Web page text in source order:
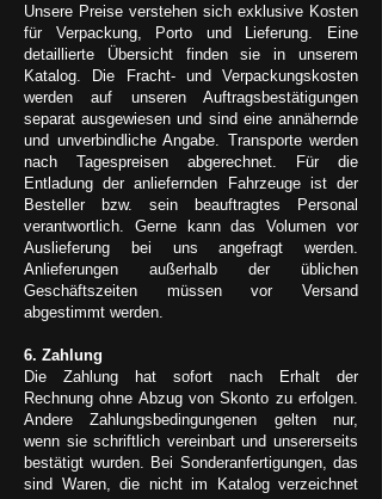
Unsere Preise verstehen sich exklusive Kosten
für Verpackung, Porto und Lieferung. Eine
detaillierte Übersicht finden sie in unserem
Katalog. Die Fracht- und Verpackungskosten
werden auf unseren Auftragsbestätigungen
separat ausgewiesen und sind eine annähernde
und unverbindliche Angabe. Transporte werden
nach Tagespreisen abgerechnet. Für die
Entladung der anliefernden Fahrzeuge ist der
Besteller bzw. sein beauftragtes Personal
verantwortlich. Gerne kann das Volumen vor
Auslieferung bei uns angefragt werden.
Anlieferungen außerhalb der üblichen
Geschäftszeiten müssen vor Versand
abgestimmt werden.
6. Zahlung
Die Zahlung hat sofort nach Erhalt der
Rechnung ohne Abzug von Skonto zu erfolgen.
Andere Zahlungsbedingungenen gelten nur,
wenn sie schriftlich vereinbart und unsererseits
bestätigt wurden. Bei Sonderanfertigungen, das
sind Waren, die nicht im Katalog verzeichnet